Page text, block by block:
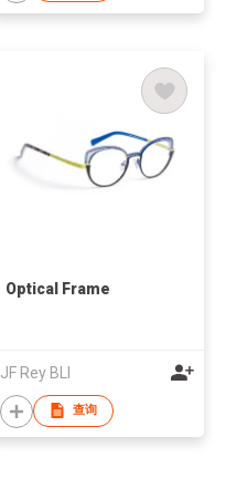
Optical Frame
JF Rey BLI
查询